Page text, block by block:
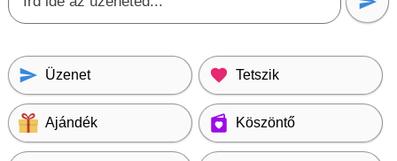
Üzenet Tetszik
Ajándék Köszöntő